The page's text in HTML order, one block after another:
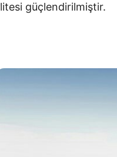
güçlendirilmiştir.